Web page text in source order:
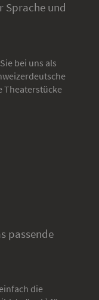
Sprache und
bei uns als
Theaterstücke
passende
die